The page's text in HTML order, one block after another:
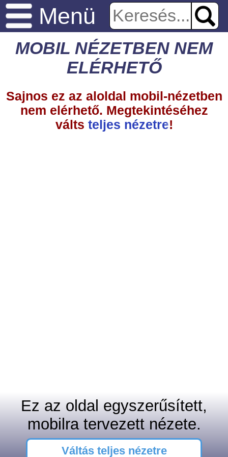
Menü
MOBIL NÉZETBEN NEM
ELÉRHETŐ
Sajnos ez az aloldal mobil-nézetben
nem elérhető. Megtekintéséhez
válts teljes nézetre!
Ez az oldal egyszerűsített,
mobilra tervezett nézete.
Váltás teljes nézetre